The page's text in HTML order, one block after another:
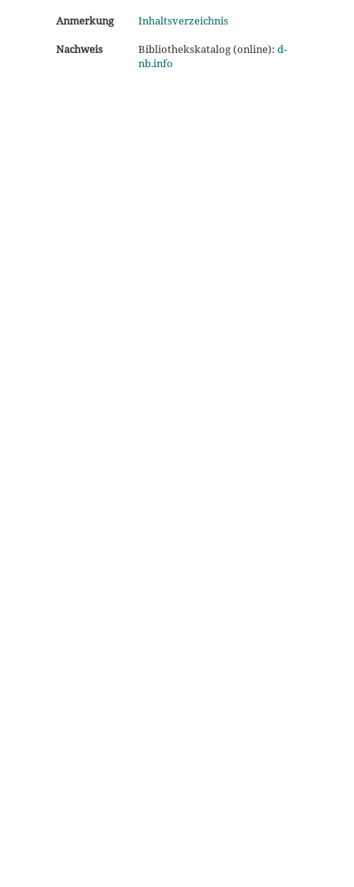
Anmerkung
Inhaltsverzeichnis
Nachweis
Bibliothekskatalog (online): d-
nb.info